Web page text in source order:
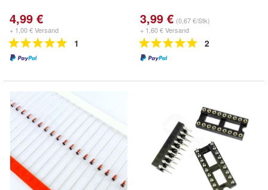
4,99 €
+ 1,00 € Versand
1
3,99 € (0,67 €/Stk)
+ 1,60 € Versand
2